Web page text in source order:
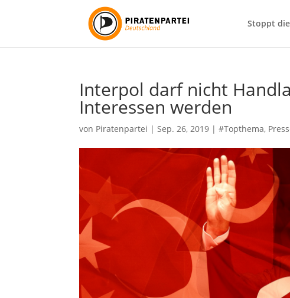
Stoppt
Interpol darf nicht
Interessen werden
von Piratenpartei |Sep. 26, 2019 |#Topthema,